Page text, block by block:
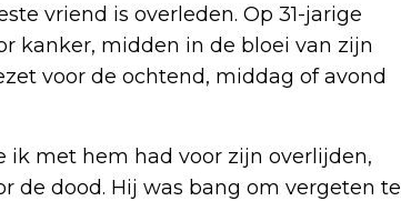
vriend is overleden. Op 31-jarige
kanker, midden in de bloei van zijn
voor de ochtend, middag of avond
ik met hem had voor zijn overlijden,
de dood. Hij was bang om vergeten te